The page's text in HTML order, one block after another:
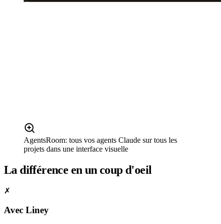
AgentsRoom: tous vos agents Claude sur tous les
projets dans une interface visuelle
La différence en un coup d'oeil
✗
Avec Liney